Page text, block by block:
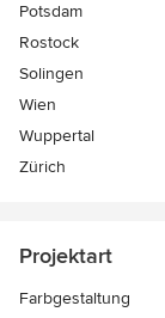
Potsdam
Rostock
Solingen
Wien
Wuppertal
Zürich
Projektart
Farbgestaltung